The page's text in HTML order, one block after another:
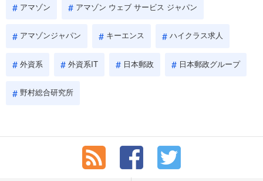
アマゾン アマゾン ウェブ サービス ジャパン
アマゾンジャパン キーエンス ハイクラス求人
外資系 外資系IT 日本郵政 日本郵政グループ
野村総合研究所